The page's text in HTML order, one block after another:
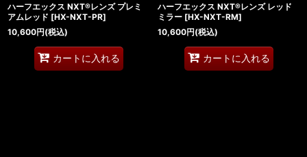
ハーフエックス NXT®レンズ プレミ
アムレッド [HX-NXT-PR]
10,600円(税込)
カートに入れる
ハーフエックス NXT®レンズ レッド
ミラー [HX-NXT-RM]
10,600円(税込)
カートに入れる